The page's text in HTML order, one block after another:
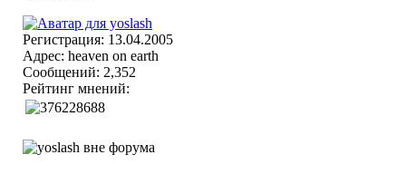
Регистрация: 13.04.2005
Адрес: heaven on earth
Сообщений: 2,352
Рейтинг мнений: